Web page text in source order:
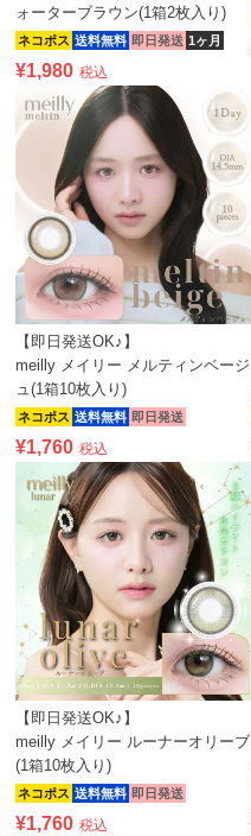
ォーターブラウン(1箱2枚入り)
ネコポス 送料無料 即日発送 1ヶ月
¥1,980 税込
【即日発送OK♪】
meilly メイリー メルティンベージ
ュ(1箱10枚入り)
ネコポス 送料無料 即日発送
¥1,760 税込
【即日発送OK♪】
meilly メイリー ルーナーオリーブ
(1箱10枚入り)
ネコポス 送料無料 即日発送
¥1,760 税込